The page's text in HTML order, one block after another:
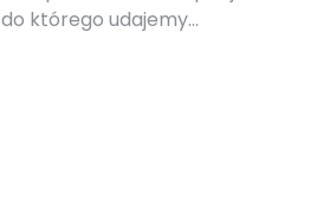
do którego udajemy…